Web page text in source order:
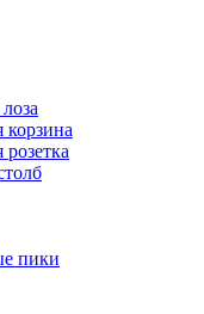
корзина
пики